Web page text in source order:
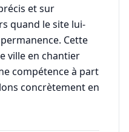
et sur
quand le site lui-
Cette
ville en chantier
compétence à part
concrètement en